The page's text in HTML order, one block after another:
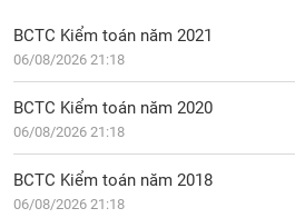
BCTC Kiểm toán năm 2021
06/08/2026 21:18
BCTC Kiểm toán năm 2020
06/08/2026 21:18
BCTC Kiểm toán năm 2018
06/08/2026 21:18
TRUYỀN
THÔNG
ÍCH